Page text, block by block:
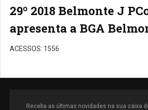
29º 2018 Belmonte J
apresenta a BGA
ACESSOS: 1556
Receba as últimas novidades na sua caixa